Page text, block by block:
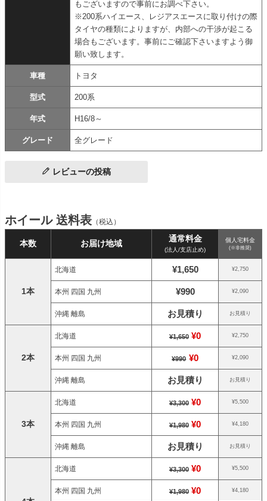
もございますので事前にお調べ下さい。
※200系ハイエース、レジアスエースに取り付けの際
タイヤの種類によりますが、内部への干渉が起こる
場合もございます。事前にご確認下さいますよう御
願い致します。
車種 トヨタ
型式 200系
年式 H16/8～
グレード 全グレード
レビューの投稿
ホイール 送料表 （税込）
本数 お届け地域 通常料金
(法人/支店止め)
個人宅料金
(※非推奨)
1本
北海道 ¥1,650 ¥2,750
本州 四国 九州 ¥990 ¥2,090
沖縄 離島 お見積り お見積り
2本
北海道 ¥1,650 ¥0 ¥2,750
本州 四国 九州 ¥990 ¥0 ¥2,090
沖縄 離島 お見積り お見積り
3本
北海道 ¥3,300 ¥0 ¥5,500
本州 四国 九州 ¥1,980 ¥0 ¥4,180
沖縄 離島 お見積り お見積り
北海道 ¥3,300 ¥0 ¥5,500
本州 四国 九州 ¥1,980 ¥0 ¥4,180